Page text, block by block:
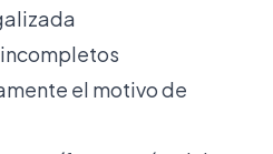
el motivo de